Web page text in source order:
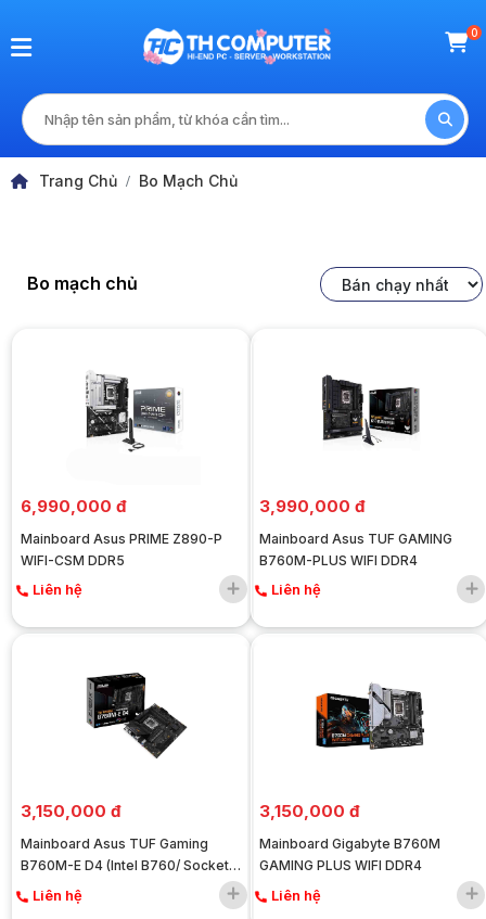
0
Bo Mạch Chủ
Bo mạch chủ
6,990,000 đ
Mainboard Asus PRIME Z890-P
WIFI-CSM DDR5
Liên hệ
3,990,000 đ
Mainboard Asus TUF GAMING
B760M-PLUS WIFI DDR4
Liên hệ
3,150,000 đ
Mainboard Asus TUF Gaming
B760M-E D4 (Intel B760/ Socket
1700/ M-ATX/ 4 khe ram/ DDR4/
2.5 Gigabit LAN)
Liên hệ
3,150,000 đ
Mainboard Gigabyte B760M
GAMING PLUS WIFI DDR4
Liên hệ